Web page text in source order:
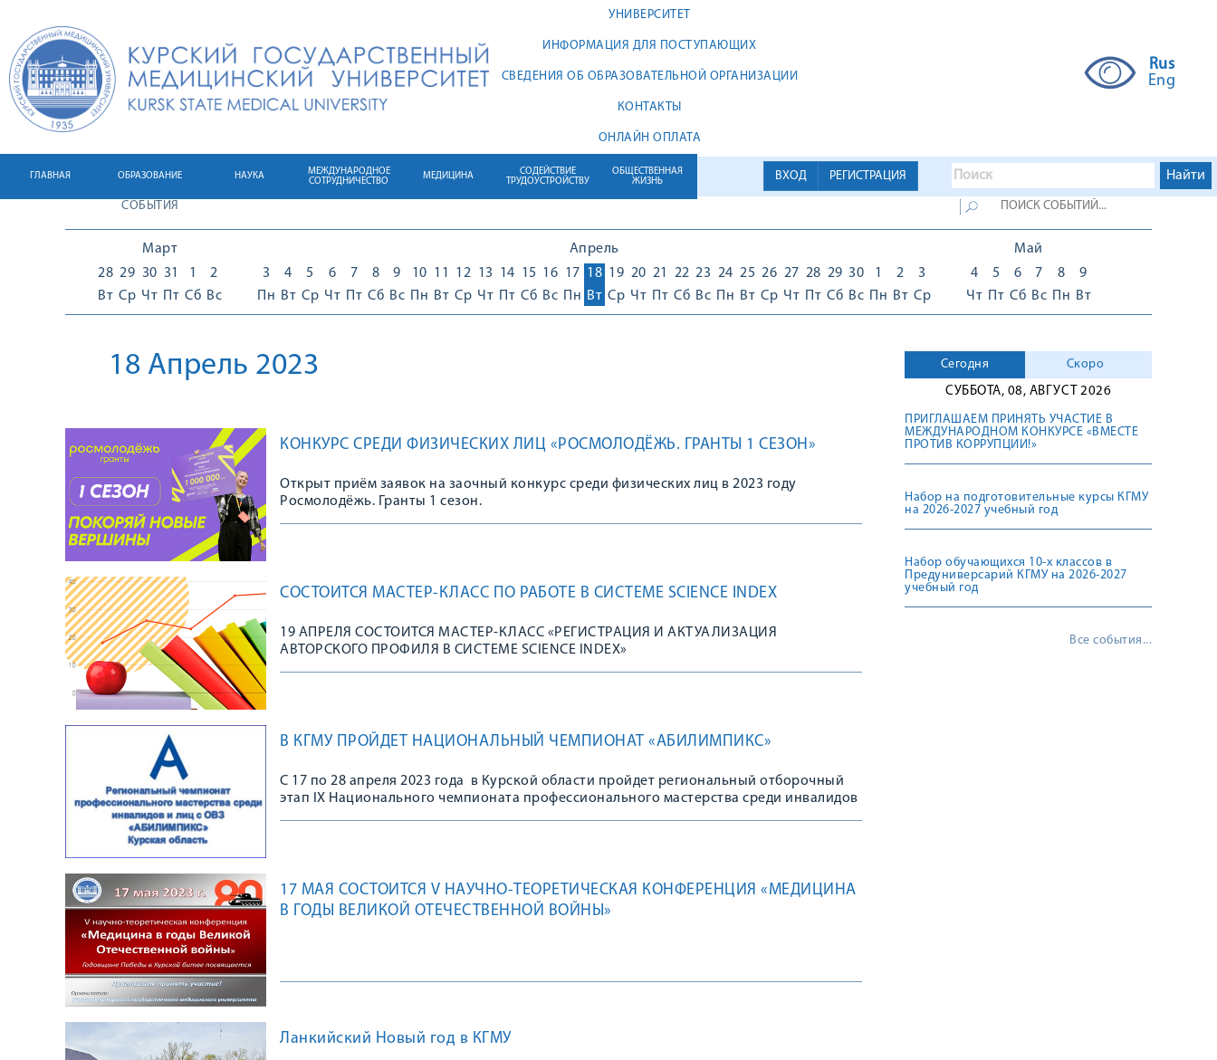
УНИВЕРСИТЕТ
ИНФОРМАЦИЯ ДЛЯ ПОСТУПАЮЩИХ
СВЕДЕНИЯ ОБ ОБРАЗОВАТЕЛЬНОЙ ОРГАНИЗАЦИИ
КОНТАКТЫ
ОНЛАЙН ОПЛАТА
Rus
Eng
ВХОД РЕГИСТРАЦИЯ
ГЛАВНАЯ ОБРАЗОВАНИЕ НАУКА
МЕЖДУНАРОДНОЕ
СОТРУДНИЧЕСТВО
МЕДИЦИНА
СОДЕЙСТВИЕ
ТРУДОУСТРОЙСТВУ
ОБЩЕСТВЕННАЯ
ЖИЗНЬ
СОБЫТИЯ
Март
28
Вт
29
Ср
30
Чт
31
Пт
1
Сб
2
Вс
Апрель
3
Пн
4
Вт
5
Ср
6
Чт
7
Пт
8
Сб
9
Вс
10
Пн
11
Вт
12
Ср
13
Чт
14
Пт
15
Сб
16
Вс
17
Пн
18
Вт
19
Ср
20
Чт
21
Пт
22
Сб
23
Вс
24
Пн
25
Вт
26
Ср
27
Чт
28
Пт
29
Сб
30
Вс
1
Пн
2
Вт
3
Ср
Май
4
Чт
5
Пт
6
Сб
7
Вс
8
Пн
9
Вт
18 Апрель 2023
КОНКУРС СРЕДИ ФИЗИЧЕСКИХ ЛИЦ «РОСМОЛОДЁЖЬ. ГРАНТЫ 1 СЕЗОН»
Открыт приём заявок на заочный конкурс среди физических лиц в 2023 году
Росмолодёжь. Гранты 1 сезон.
СОСТОИТСЯ МАСТЕР-КЛАСС ПО РАБОТЕ В СИСТЕМЕ SCIENCE INDEX
19 АПРЕЛЯ СОСТОИТСЯ МАСТЕР-КЛАСС «РЕГИСТРАЦИЯ И АКТУАЛИЗАЦИЯ
АВТОРСКОГО ПРОФИЛЯ В СИСТЕМЕ SCIENCE INDEX»
В КГМУ ПРОЙДЕТ НАЦИОНАЛЬНЫЙ ЧЕМПИОНАТ «АБИЛИМПИКС»
С 17 по 28 апреля 2023 года в Курской области пройдет региональный отборочный
этап IX Национального чемпионата профессионального мастерства среди инвалидов
17 МАЯ СОСТОИТСЯ V НАУЧНО-ТЕОРЕТИЧЕСКАЯ КОНФЕРЕНЦИЯ «МЕДИЦИНА
В ГОДЫ ВЕЛИКОЙ ОТЕЧЕСТВЕННОЙ ВОЙНЫ»
Ланкийский Новый год в КГМУ
Сегодня
Скоро
СУББОТА, 08, АВГУСТ 2026
ПРИГЛАШАЕМ ПРИНЯТЬ УЧАСТИЕ В
МЕЖДУНАРОДНОМ КОНКУРСЕ «ВМЕСТЕ
ПРОТИВ КОРРУПЦИИ!»
Набор на подготовительные курсы КГМУ
на 2026-2027 учебный год
Набор обучающихся 10-х классов в
Предуниверсарий КГМУ на 2026-2027
учебный год
Все события...